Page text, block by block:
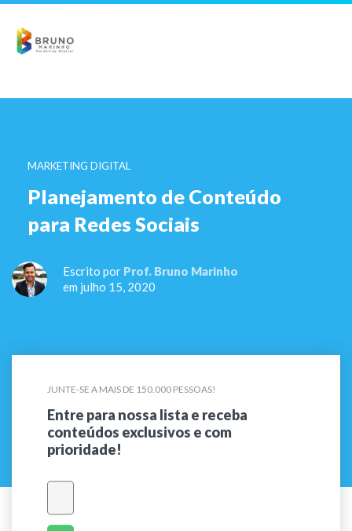
MARKETING DIGITAL
Planejamento de Conteúdo
para Redes Sociais
Escrito por Prof. Bruno Marinho
em julho 15, 2020
JUNTE-SE A MAIS DE 150.000 PESSOAS!
Entre para nossa lista e receba
conteúdos exclusivos e com
prioridade!